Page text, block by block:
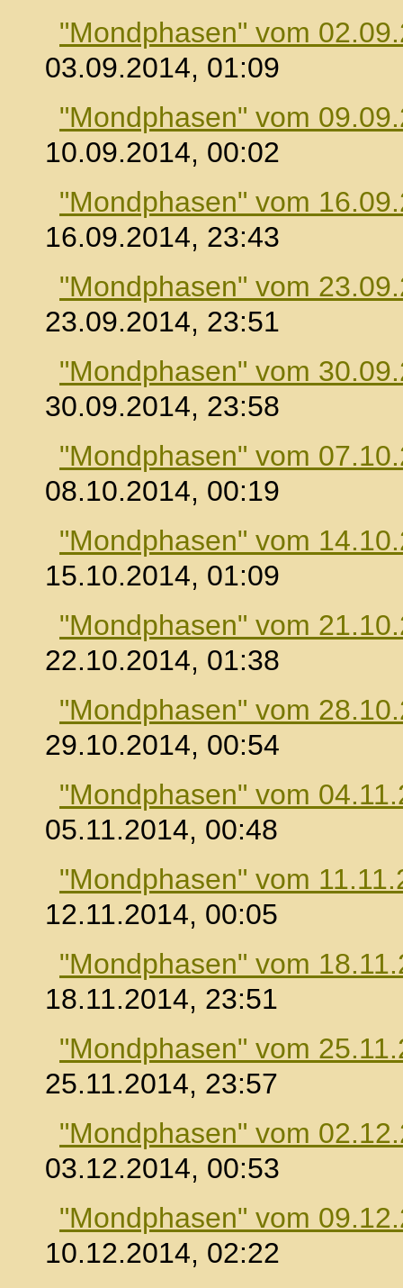
"Mondphasen" vom
03.09.2014, 01:09
"Mondphasen" vom
10.09.2014, 00:02
"Mondphasen" vom
16.09.2014, 23:43
"Mondphasen" vom
23.09.2014, 23:51
"Mondphasen" vom
30.09.2014, 23:58
"Mondphasen" vom
08.10.2014, 00:19
"Mondphasen" vom
15.10.2014, 01:09
"Mondphasen" vom
22.10.2014, 01:38
"Mondphasen" vom
29.10.2014, 00:54
"Mondphasen" vom
05.11.2014, 00:48
"Mondphasen" vom
12.11.2014, 00:05
"Mondphasen" vom
18.11.2014, 23:51
"Mondphasen" vom
25.11.2014, 23:57
"Mondphasen" vom
03.12.2014, 00:53
"Mondphasen" vom
10.12.2014, 02:22